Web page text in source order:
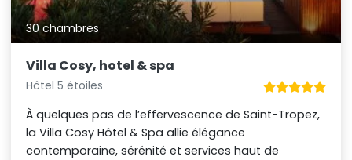
30 chambres
Villa Cosy, hotel & spa
Hôtel 5 étoiles
À quelques pas de l’effervescence de Saint-Tropez,
la Villa Cosy Hôtel & Spa allie élégance
contemporaine, sérénité et services haut de